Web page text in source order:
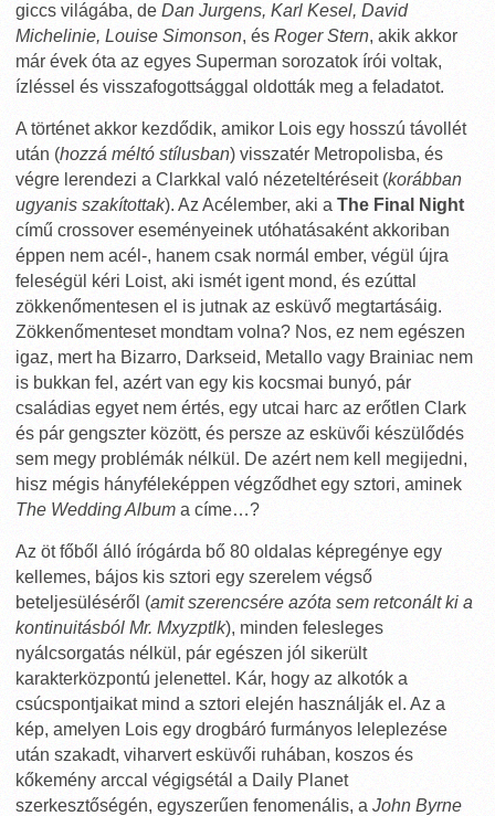
giccs világába, de Dan Jurgens, Karl Kesel, David
Michelinie, Louise Simonson, és Roger Stern, akik akkor
már évek óta az egyes Superman sorozatok írói voltak,
ízléssel és visszafogottsággal oldották meg a feladatot.
A történet akkor kezdődik, amikor Lois egy hosszú távollét
után (hozzá méltó stílusban) visszatér Metropolisba, és
végre lerendezi a Clarkkal való nézeteltéréseit (korábban
ugyanis szakítottak). Az Acélember, aki a The Final Night
című crossover eseményeinek utóhatásaként akkoriban
éppen nem acél-, hanem csak normál ember, végül újra
feleségül kéri Loist, aki ismét igent mond, és ezúttal
zökkenőmentesen el is jutnak az esküvő megtartásáig.
Zökkenőmenteset mondtam volna? Nos, ez nem egészen
igaz, mert ha Bizarro, Darkseid, Metallo vagy Brainiac nem
is bukkan fel, azért van egy kis kocsmai bunyó, pár
családias egyet nem értés, egy utcai harc az erőtlen Clark
és pár gengszter között, és persze az esküvői készülődés
sem megy problémák nélkül. De azért nem kell megijedni,
hisz mégis hányféleképpen végződhet egy sztori, aminek
The Wedding Album a címe…?
Az öt főből álló írógárda bő 80 oldalas képregénye egy
kellemes, bájos kis sztori egy szerelem végső
beteljesüléséről (amit szerencsére azóta sem retconált ki a
kontinuitásból Mr. Mxyzptlk), minden felesleges
nyálcsorgatás nélkül, pár egészen jól sikerült
karakterközpontú jelenettel. Kár, hogy az alkotók a
csúcspontjaikat mind a sztori elején használják el. Az a
kép, amelyen Lois egy drogbáró furmányos leleplezése
után szakadt, viharvert esküvői ruhában, koszos és
kőkemény arccal végigsétál a Daily Planet
szerkesztőségén, egyszerűen fenomenális, a John Byrne